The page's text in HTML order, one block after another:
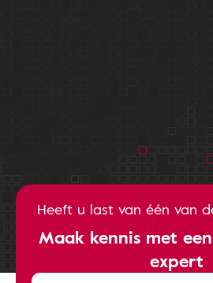
Heeft u last van één van
Maak kennis met
expert